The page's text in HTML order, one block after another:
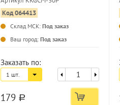
Код 064413
Склад МСК: Под заказ
Ваш город: Под заказ
Заказать по:
1 шт.
179 a